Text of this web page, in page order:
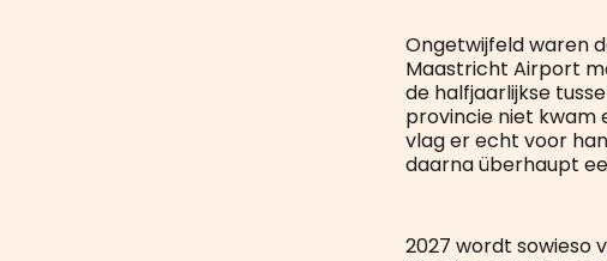
Ongetwijfeld waren
Maastricht Airport
de halfjaarlijkse
provincie niet kwam
vlag er echt voor
daarna überhaupt
2027 wordt sowieso